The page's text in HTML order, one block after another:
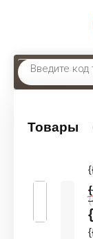
Товары
Линолеум
Артикул: